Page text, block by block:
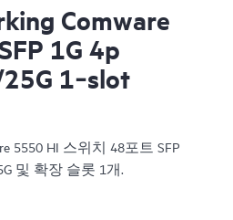
Comware
1G 4p
1‑slot
5550 HI 스위치 48포트 SFP
및 확장 슬롯 1개.